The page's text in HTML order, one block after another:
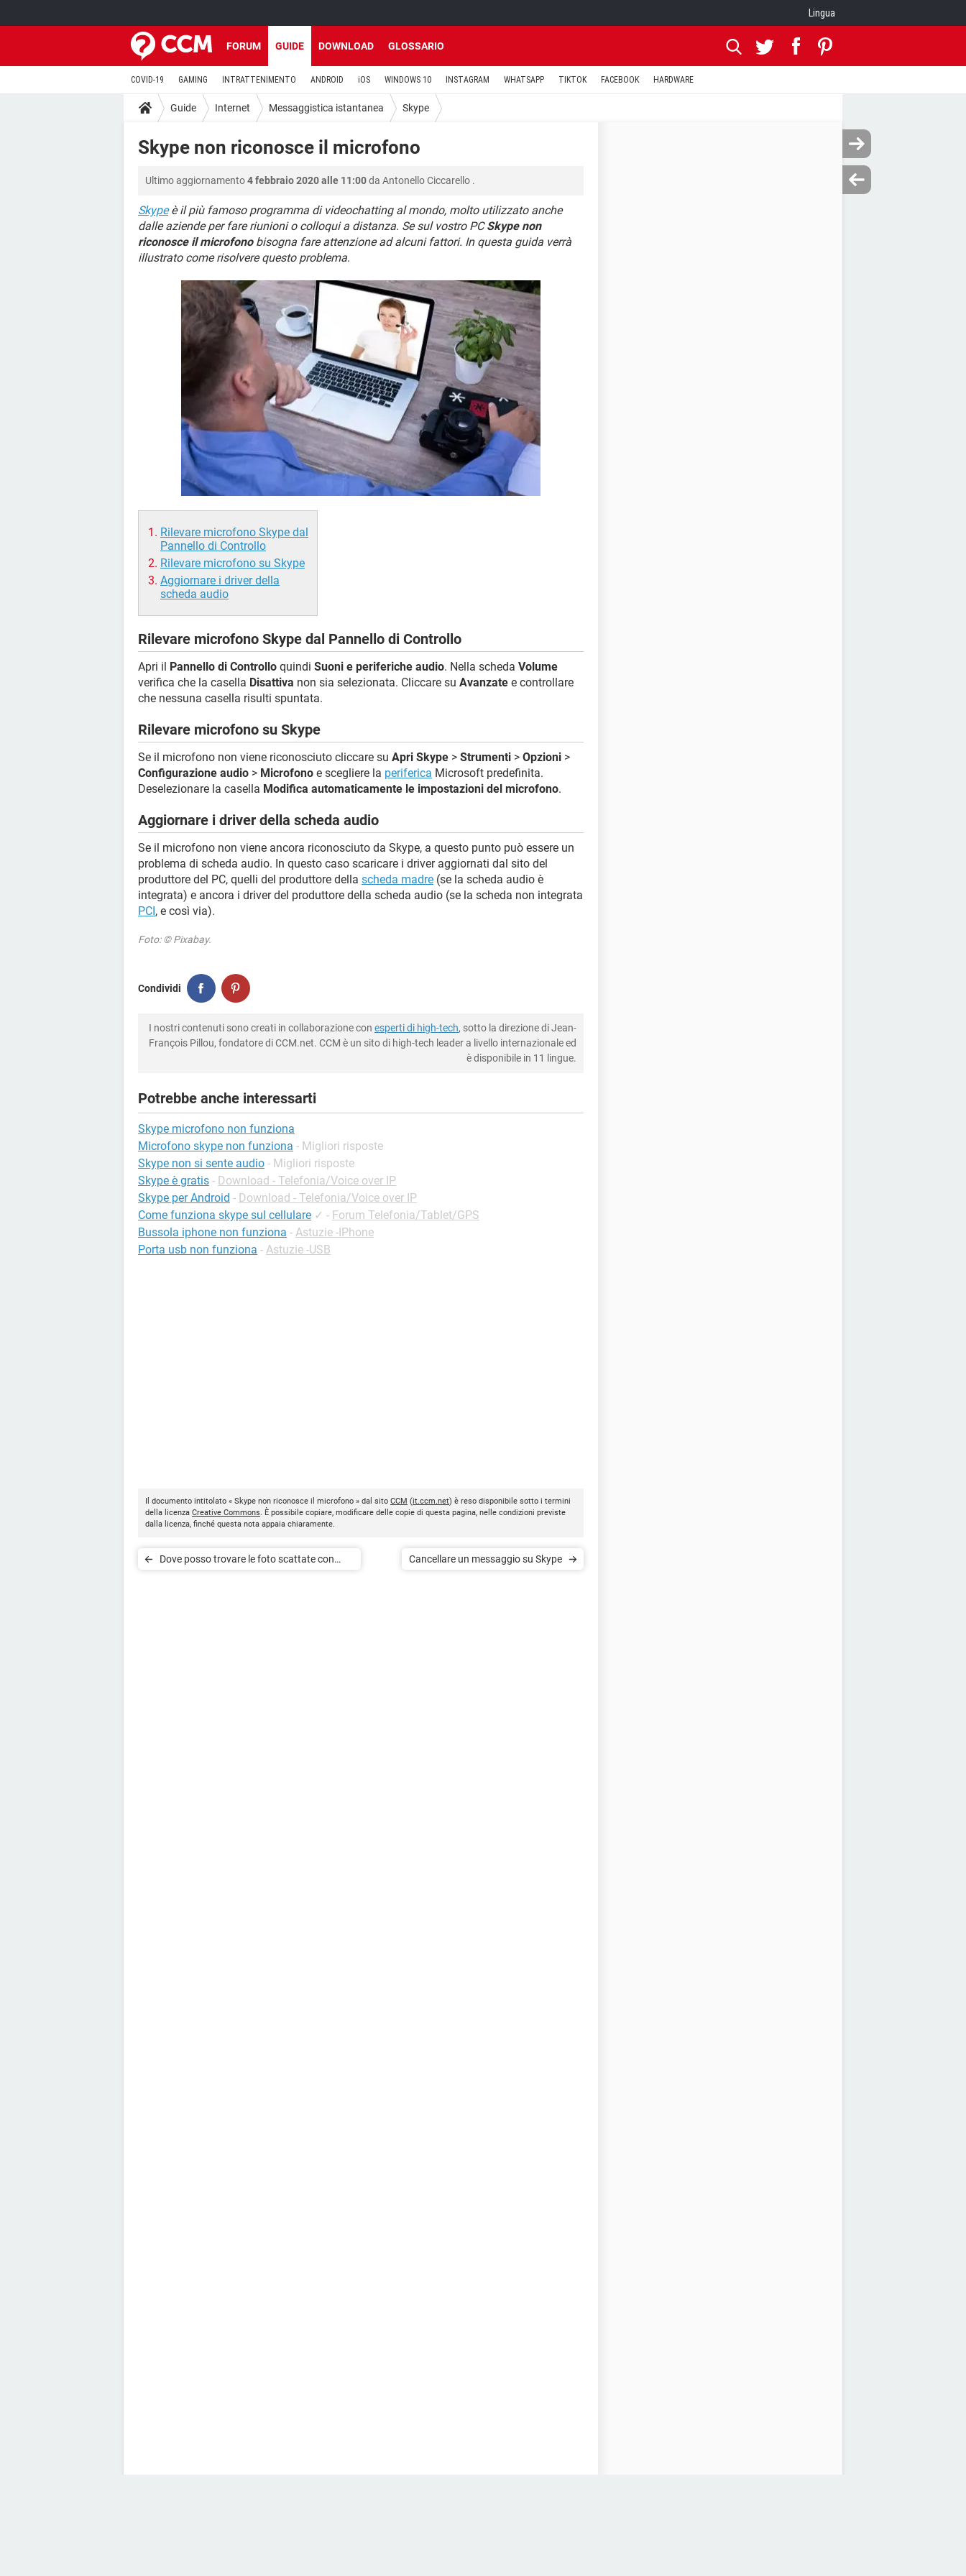
Lingua
FORUM GUIDE DOWNLOAD GLOSSARIO
COVID-19 GAMING INTRATTENIMENTO ANDROID iOS WINDOWS 10 INSTAGRAM WHATSAPP TIKTOK FACEBOOK HARDWARE
Guide Internet Messaggistica istantanea Skype
Skype non riconosce il microfono
Ultimo aggiornamento4 febbraio 2020 alle 11:00da Antonello Ciccarello .
Skypeè il più famoso programma di videochatting al mondo, molto utilizzato anche
dalle aziende per fare riunioni o colloqui a distanza. Se sul vostro PCSkype non
riconosce il microfonobisogna fare attenzione ad alcuni fattori. In questa guida verrà
illustrato come risolvere questo problema.
Rilevare microfono Skype dal
Pannello di Controllo
Rilevare microfono su Skype
Aggiornare i driver della
scheda audio
Rilevare microfono Skype dal Pannello di Controllo
Apri il Pannello di Controllo quindi Suoni e periferiche audio. Nella scheda Volume
verifica che la casella Disattiva non sia selezionata. Cliccare su Avanzate e controllare
che nessuna casella risulti spuntata.
Rilevare microfono su Skype
Se il microfono non viene riconosciuto cliccare su Apri Skype > Strumenti > Opzioni >
Configurazione audio > Microfono e scegliere la periferica Microsoft predefinita.
Deselezionare la casella Modifica automaticamente le impostazioni del microfono.
Aggiornare i driver della scheda audio
Se il microfono non viene ancora riconosciuto da Skype, a questo punto può essere un
problema di scheda audio. In questo caso scaricare i driver aggiornati dal sito del
produttore del PC, quelli del produttore della scheda madre (se la scheda audio è
integrata) e ancora i driver del produttore della scheda audio (se la scheda non integrata
PCI, e così via).
Foto: © Pixabay.
Condividi
I nostri contenuti sono creati in collaborazione con esperti di high-tech, sotto la direzione di Jean-
François Pillou, fondatore di CCM.net. CCM è un sito di high-tech leader a livello internazionale ed
è disponibile in 11 lingue.
Potrebbe anche interessarti
Skype microfono non funziona
Microfono skype non funziona - Migliori risposte
Skype non si sente audio - Migliori risposte
Skype è gratis - Download - Telefonia/Voice over IP
Skype per Android - Download - Telefonia/Voice over IP
Come funziona skype sul cellulare ✓ - Forum Telefonia/Tablet/GPS
Bussola iphone non funziona - Astuzie -IPhone
Porta usb non funziona - Astuzie -USB
Il documento intitolato « Skype non riconosce il microfono » dal sito CCM (it.ccm.net) è reso disponibile sotto i termini
della licenza Creative Commons. È possibile copiare, modificare delle copie di questa pagina, nelle condizioni previste
dalla licenza, finché questa nota appaia chiaramente.
Dove posso trovare le foto scattate con
Cancellare un messaggio su Skype